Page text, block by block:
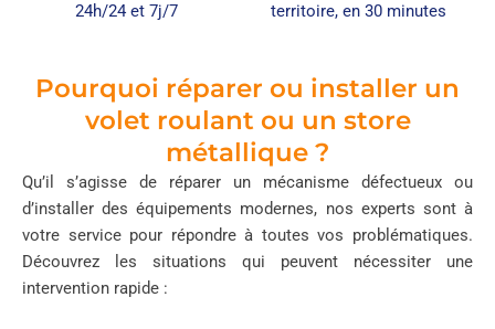
24h/24 et 7j/7
territoire, en 30 minutes
Pourquoi réparer ou installer un
volet roulant ou un store
métallique ?
Qu’il s’agisse de réparer un mécanisme défectueux ou
d’installer des équipements modernes, nos experts sont à
votre service pour répondre à toutes vos problématiques.
Découvrez les situations qui peuvent nécessiter une
intervention rapide :